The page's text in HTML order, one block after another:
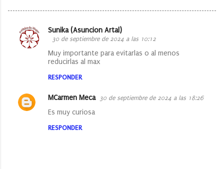
C
t
Sunika (Asuncion Artal)
30 de septiembre de 2024 a las 10:12
Muy importante para evitarlas o al menos
reducirlas al max
RESPONDER
MCarmen Meca 30 de septiembre de 2024 a las 18:26
Es muy curiosa
RESPONDER